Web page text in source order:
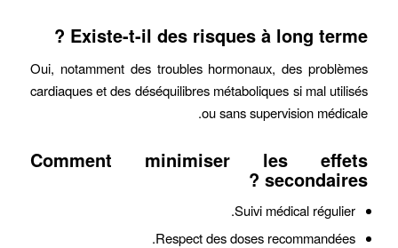
Existe-t-il des risques à long terme ?
Oui, notamment des troubles hormonaux, des problèmes
cardiaques et des déséquilibres métaboliques si mal utilisés
ou sans supervision médicale.
Comment minimiser les effets
secondaires ?
Suivi médical régulier.
Respect des doses recommandées.